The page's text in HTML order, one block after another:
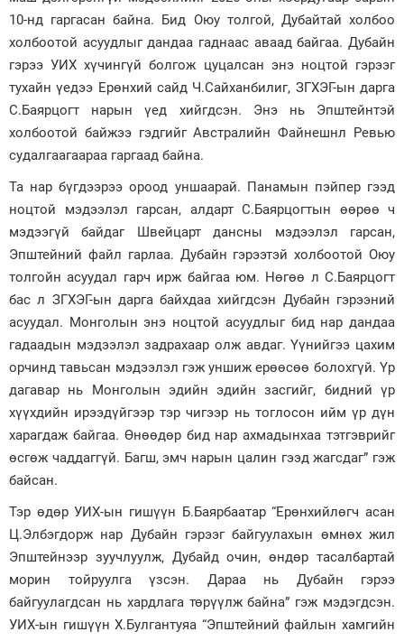
10-нд гаргасан байна. Бид Оюу толгой, Дубайтай холбоо
холбоотой асуудлыг дандаа гаднаас аваад байгаа. Дубайн
гэрээ УИХ хүчингүй болгож цуцалсан энэ ноцтой гэрээг
тухайн үедээ Ерөнхий сайд Ч.Сайханбилиг, ЗГХЭГ-ын дарга
С.Баярцогт нарын үед хийгдсэн. Энэ нь Эпштейнтэй
холбоотой байжээ гэдгийг Австралийн Файнешнл Ревью
судалгаагаараа гаргаад байна.
Та нар бүгдээрээ ороод уншаарай. Панамын пэйпер гээд
ноцтой мэдээлэл гарсан, алдарт С.Баярцогтын өөрөө ч
мэдээгүй байдаг Швейцарт дансны мэдээлэл гарсан,
Эпштейний файл гарлаа. Дубайн гэрээтэй холбоотой Оюу
толгойн асуудал гарч ирж байгаа юм. Нөгөө л С.Баярцогт
бас л ЗГХЭГ-ын дарга байхдаа хийгдсэн Дубайн гэрээний
асуудал. Монголын энэ ноцтой асуудлыг бид нар дандаа
гадаадын мэдээлэл задрахаар олж авдаг. Үүнийгээ цахим
орчинд тавьсан мэдээлэл гэж уншиж ерөөсөө болохгүй. Үр
дагавар нь Монголын эдийн эдийн засгийг, бидний үр
хүүхдийн ирээдүйгээр тэр чигээр нь тоглосон ийм үр дүн
харагдаж байгаа. Өнөөдөр бид нар ахмадынхаа тэтгэврийг
өсгөж чаддаггүй. Багш, эмч нарын цалин гээд жагсдаг” гэж
байсан.
Тэр өдөр УИХ-ын гишүүн Б.Баярбаатар “Ерөнхийлөгч асан
Ц.Элбэгдорж нар Дубайн гэрээг байгуулахын өмнөх жил
Эпштейнээр зуучлуулж, Дубайд очин, өндөр тасалбартай
морин тойруулга үзсэн. Дараа нь Дубайн гэрээ
байгуулагдсан нь хардлага төрүүлж байна” гэж мэдэгдсэн.
УИХ-ын гишүүн Х.Булгантуяа “Эпштейний файлын хамгийн